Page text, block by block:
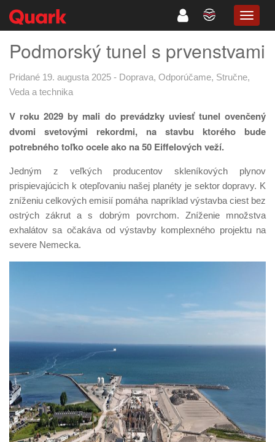
Podmorský tunel s prvenstvami
Pridané 19. augusta 2025 - Doprava, Odporúčame, Stručne,
Veda a technika
V roku 2029 by mali do prevádzky uviesť tunel ovenčený
dvomi svetovými rekordmi, na stavbu ktorého bude
potrebného toľko ocele ako na 50 Eiffelových veží.
Jedným z veľkých producentov skleníkových plynov
prispievajúcich k otepľovaniu našej planéty je sektor dopravy. K
zníženiu celkových emisií pomáha napríklad výstavba ciest bez
ostrých zákrut a s dobrým povrchom. Zníženie množstva
exhalátov sa očakáva od výstavby komplexného projektu na
severe Nemecka.